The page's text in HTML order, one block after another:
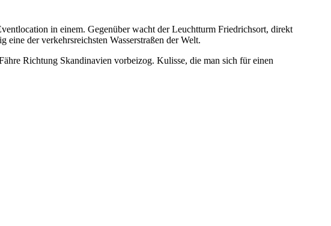
in einem. Gegenüber wacht der Leuchtturm Friedrichsort, direkt
der verkehrsreichsten Wasserstraßen der Welt.
Richtung Skandinavien vorbeizog. Kulisse, die man sich für einen